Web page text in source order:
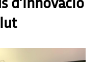
d’innovació